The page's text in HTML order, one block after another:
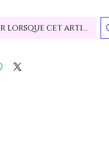
lorsque cet article